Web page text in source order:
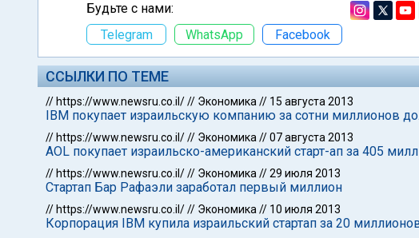
Будьте с нами:
Telegram
WhatsApp Facebook
ССЫЛКИ ПО ТЕМЕ
// https://www.newsru.co.il/// Экономика // 15 августа 2013
IBM покупает израильскую компанию за сотни миллионов
// https://www.newsru.co.il/// Экономика //07 августа 2013
AOL покупает израильско-американский старт-ап за 405
// https://www.newsru.co.il/// Экономика //29 июля 2013
Стартап Бар Рафаэли заработал первый миллион
// https://www.newsru.co.il/// Экономика // 10 июля 2013
Корпорация IBM купила израильский стартап за 20